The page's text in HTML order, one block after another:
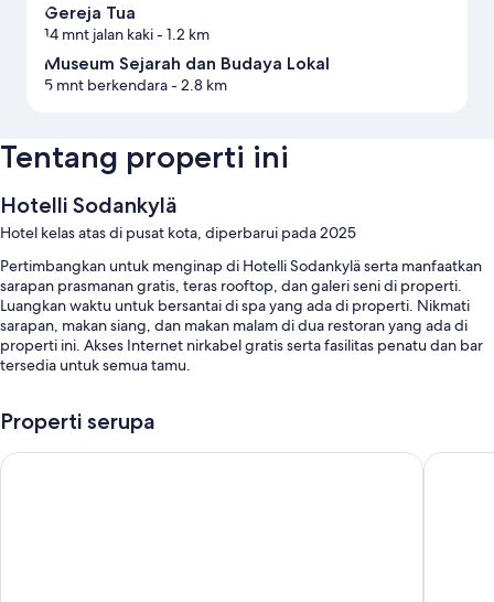
Gereja Tua
14 mnt jalan kaki- 1.2 km
Museum Sejarah dan Budaya Lokal
5 mnt berkendara- 2.8 km
Tentang properti ini
Hotelli Sodankylä
Hotel kelas atas di pusat kota, diperbarui pada 2025
Pertimbangkan untuk menginap di Hotelli Sodankylä serta manfaatkan
sarapan prasmanan gratis, teras rooftop, dan galeri seni di properti.
Luangkan waktu untuk bersantai di spa yang ada di properti. Nikmati
sarapan, makan siang, dan makan malam di dua restoran yang ada di
properti ini. Akses Internet nirkabel gratis serta fasilitas penatu dan bar
tersedia untuk semua tamu.
Parkir mandiri gratis gratis
Stasiun isi daya mobil listrik, 6 ruang rapat, dan toko souvenir
Properti serupa
Hotel Karhu Santa's